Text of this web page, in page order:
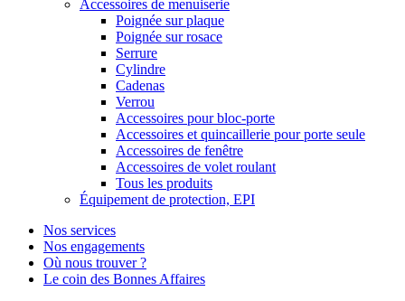
Accessoires de menuiserie
Poignée sur plaque
Poignée sur rosace
Serrure
Cylindre
Cadenas
Verrou
Accessoires pour bloc-porte
Accessoires et quincaillerie pour porte seule
Accessoires de fenêtre
Accessoires de volet roulant
Tous les produits
Équipement de protection, EPI
Nos services
Nos engagements
Où nous trouver ?
Le coin des Bonnes Affaires